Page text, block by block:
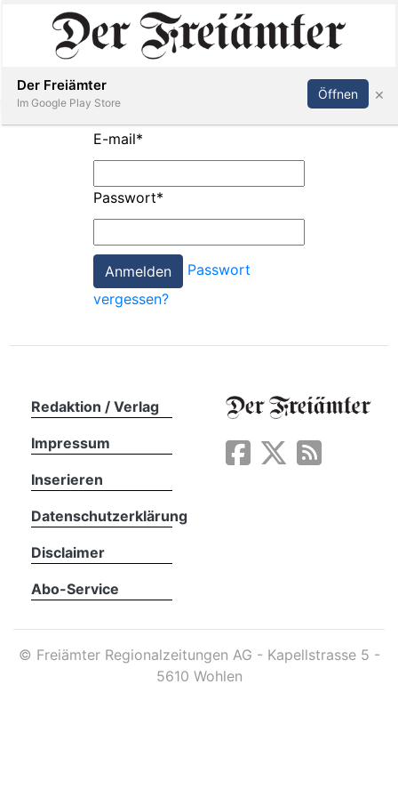
Paper
App
Inserieren Abonnieren Anmelden
E-mail*
Passwort*
Passwort
vergessen?
Redaktion / Verlag
Impressum
Inserieren
Datenschutzerklärung
Disclaimer
Abo-Service
© Freiämter Regionalzeitungen AG - Kapellstrasse 5 -
5610 Wohlen
Der Freiämter
Im Google Play Store
Öffnen ×